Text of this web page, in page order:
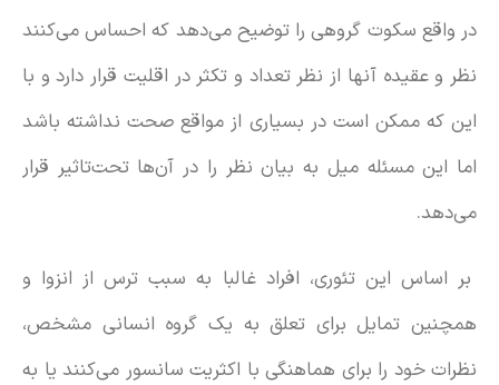
در واقع سکوت گروهی را توضیح می‌دهد که احساس می‌کنند
نظر و عقیده آنها از نظر تعداد و تکثر در اقلیت قرار دارد و با
این که ممکن است در بسیاری از مواقع صحت نداشته باشد
اما این مسئله میل به بیان نظر را در آن‌ها تحت‌تاثیر قرار
می‌دهد.
بر اساس این تئوری، افراد غالبا به سبب ترس از انزوا و
همچنین تمایل برای تعلق به یک گروه انسانی مشخص،
نظرات خود را برای هماهنگی با اکثریت سانسور می‌کنند یا به